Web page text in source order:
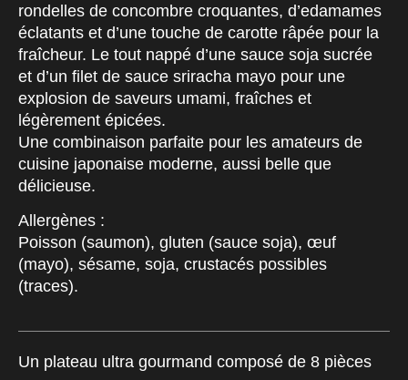
rondelles de concombre croquantes, d’edamames
éclatants et d’une touche de carotte râpée pour la
fraîcheur. Le tout nappé d’une sauce soja sucrée
et d’un filet de sauce sriracha mayo pour une
explosion de saveurs umami, fraîches et
légèrement épicées.
Une combinaison parfaite pour les amateurs de
cuisine japonaise moderne, aussi belle que
délicieuse.
Allergènes :
Poisson (saumon), gluten (sauce soja), œuf
(mayo), sésame, soja, crustacés possibles
(traces).
Un plateau ultra gourmand composé de 8 pièces